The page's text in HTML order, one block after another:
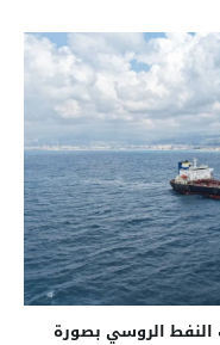
الروسي بصورة